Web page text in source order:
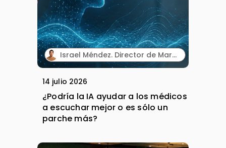
Israel Méndez. Director de Marketing Integrado. Plaud España.
14 julio 2026
¿Podría la IA ayudar a los médicos
a escuchar mejor o es sólo un
parche más?